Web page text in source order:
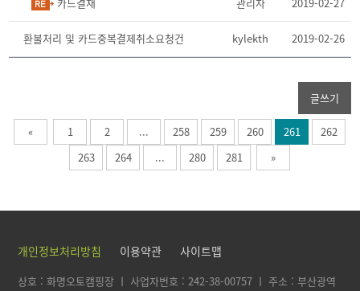
환불처리 및 카드중복결제취소요청건 kylekth 2019-02-26
글쓰기
« 1 2 ... 258 259 260 261
262
263
264 ... 280 281 »
개인정보처리방침 이용약관 사이트맵
상호 : 화명오토캠핑장 ㅣ 사업자번호 : 242-38-00757 ㅣ 주소 : 부산광역